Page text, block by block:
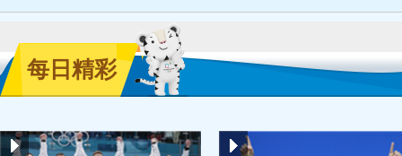
每日精彩